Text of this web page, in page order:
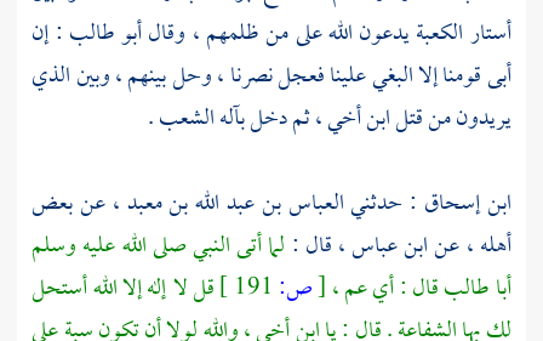
أستارالكعبةيدعون الله على من ظلمهم ، وقالأبو طالب : إن
أبى قومنا إلا البغي علينا فعجل نصرنا ، وحل بينهم ، وبين الذي
يريدون من قتل ابن أخي ، ثم دخل بآله الشعب .
ابن إسحاق : حدثنيالعباس بن عبد الله بن معبد ،عن بعض
أهله ، عنابن عباس ،قال : لما أتى النبي صلى الله عليه وسلم
أبا طالبقال : أي عم ،[ص:
قل لا إله إلا الله أستحل
لك بها الشفاعة . قال : يا ابن أخي ، والله لولا أن تكون سبة على